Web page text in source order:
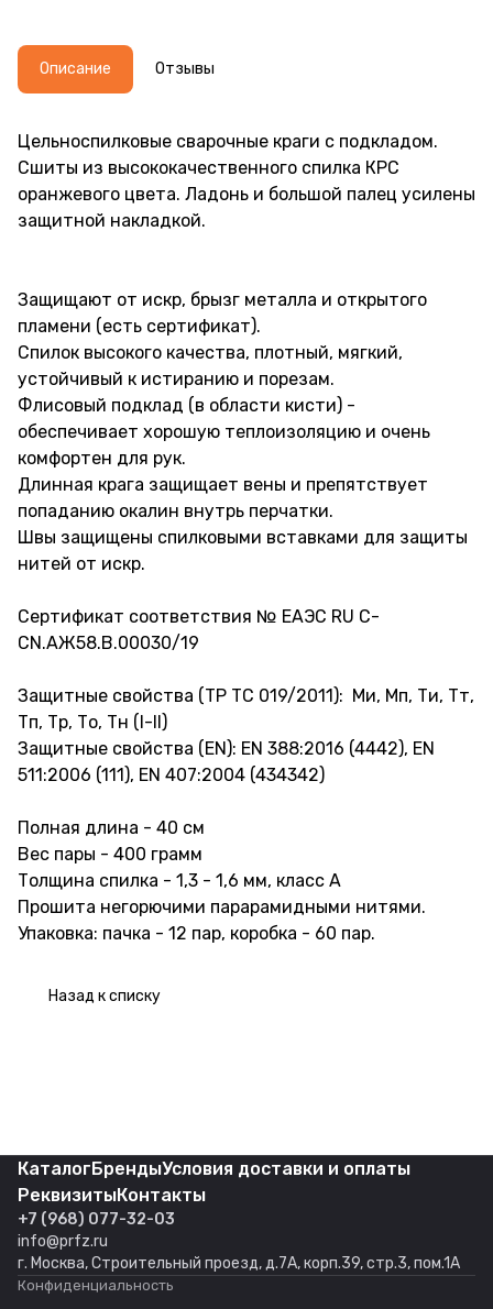
Описание Отзывы
Цельноспилковые сварочные краги с подкладом.
Сшиты из высококачественного спилка КРС
оранжевого цвета. Ладонь и большой палец усилены
защитной накладкой.
Защищают от искр, брызг металла и открытого
пламени (есть сертификат).
Спилок высокого качества, плотный, мягкий,
устойчивый к истиранию и порезам.
Флисовый подклад (в области кисти) -
обеспечивает хорошую теплоизоляцию и очень
комфортен для рук.
Длинная крага защищает вены и препятствует
попаданию окалин внутрь перчатки.
Швы защищены спилковыми вставками для защиты
нитей от искр.
Сертификат соответствия № EAЭС RU C-
CN.АЖ58.В.00030/19
Защитные свойства (ТР ТС 019/2011): Ми, Мп, Ти, Тт,
Тп, Тр, То, Тн (I-II)
Защитные свойства (EN): EN 388:2016 (4442), EN
511:2006 (111), EN 407:2004 (434342)
Полная длина - 40 см
Вес пары - 400 грамм
Толщина спилка - 1,3 - 1,6 мм, класс А
Прошита негорючими парарамидными нитями.
Упаковка: пачка - 12 пар, коробка - 60 пар.
Назад к списку
КаталогБрендыУсловия доставки и оплаты
РеквизитыКонтакты
+7 (968) 077-32-03
info@prfz.ru
г. Москва, Строительный проезд, д.7А, корп.39, стр.3, пом.1А
Конфиденциальность